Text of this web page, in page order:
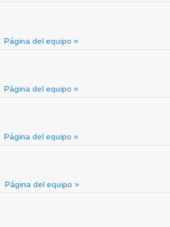
Página del equipo »
Página del equipo »
Página del equipo »
Página del equipo »